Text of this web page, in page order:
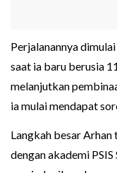
Perjalanannya
saat ia baru berusia
melanjutkan
ia mulai mendapat
Langkah besar
dengan akademi